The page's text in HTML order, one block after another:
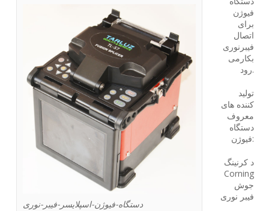
دستگاه-فیوژن-اسپلایسر-فیبر-نوری
فیوژن
برای
اتصال
فیبرنوری
بکارمی
رود.
تولید
کننده های
معروف
دستگاه
فیوژن:
د کرنینگ
Corning
جوش
فیبر نوری